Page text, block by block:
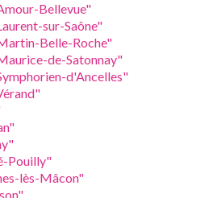
Bellevue"
sur-Saône"
Belle-Roche"
de-Satonnay"
d'Ancelles"
Pouilly"
lès-Mâcon"